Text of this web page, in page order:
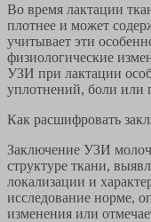
Во время лактации
плотнее и может
учитывает эти
физиологические
УЗИ при лактации
уплотнений, боли или
Как расшифровать
Заключение УЗИ
структуре ткани,
локализации и
исследование норме,
изменения или